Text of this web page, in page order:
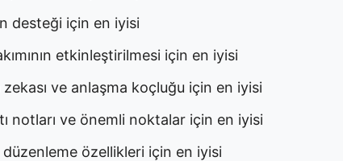
desteği için en iyisi
etkinleştirilmesi için en iyisi
zekası ve anlaşma koçluğu için en iyisi
notları ve önemli noktalar için en iyisi
özellikleri için en iyisi